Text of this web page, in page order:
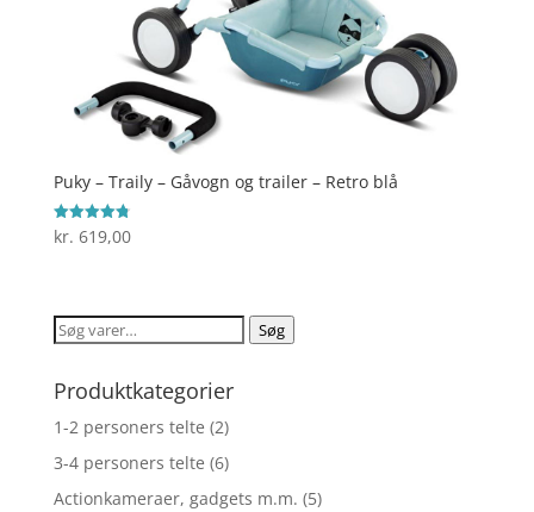
Puky – Traily – Gåvogn og trailer – Retro blå
Vurderet
4.8
kr. 619,00
Søg
Søg
Produktkategorier
1-2 personers telte (2)
3-4 personers telte (6)
Actionkameraer, gadgets m.m. (5)